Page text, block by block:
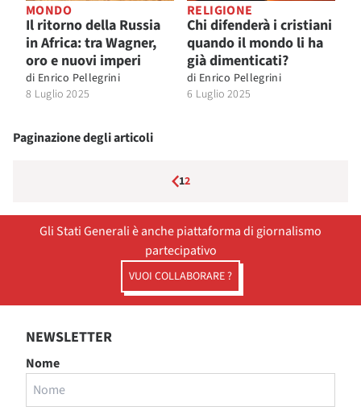
MONDO
Il ritorno della Russia
in Africa: tra Wagner,
oro e nuovi imperi
di Enrico Pellegrini
8 Luglio 2025
RELIGIONE
Chi difenderà i cristiani
quando il mondo li ha
già dimenticati?
di Enrico Pellegrini
6 Luglio 2025
Paginazione degli articoli
12
Gli Stati Generali è anche piattaforma di giornalismo
partecipativo
VUOI COLLABORARE ?
NEWSLETTER
Nome